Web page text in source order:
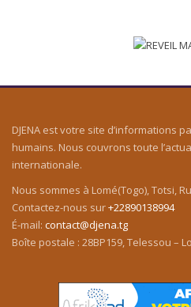
DJENA est votre site d’informations
humains. Nous couvrons toute
internationale.
Nous sommes à Lomé(Togo), Totsi,
Contactez-nous sur+22890138994
É-mail: contact@djena.tg
Boîte postale : 28BP159, Telessou –